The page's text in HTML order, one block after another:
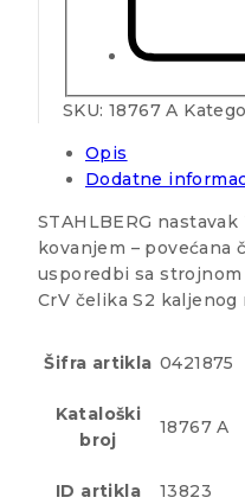
SKU: 18767 A
Opis
Dodatne
STAHLBERG
kovanjem – povećana
usporedbi sa
CrV čelika S2 kaljenog
Šifra artikla 0421875
Kataloški
broj
18767 A
ID artikla 13823